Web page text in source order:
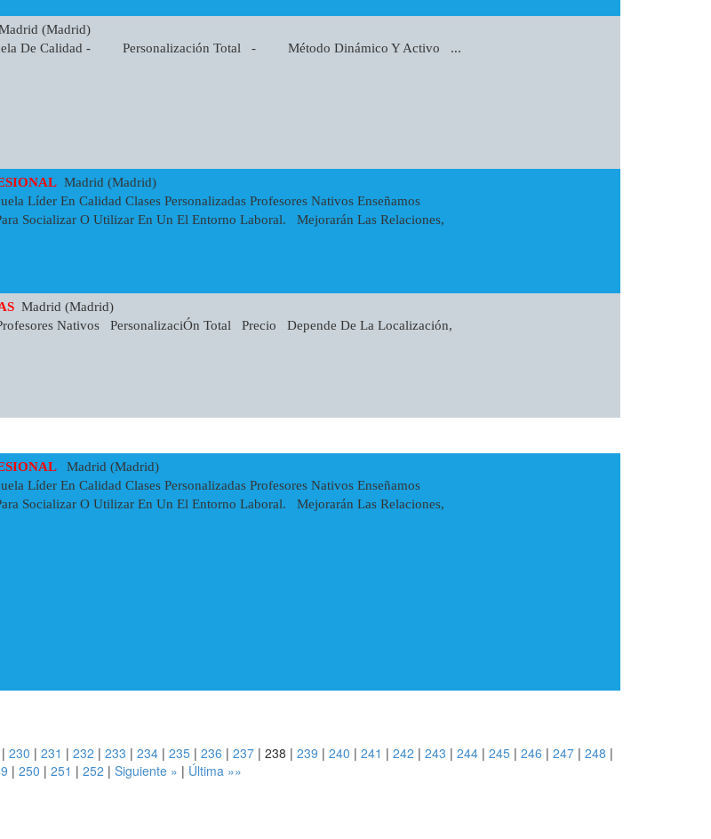
(Madrid)
De Calidad - Personalización Total - Método Dinámico Y Activo ...
Madrid (Madrid)
Líder En Calidad Clases Personalizadas Profesores Nativos Enseñamos
Socializar O Utilizar En Un El Entorno Laboral. Mejorarán Las Relaciones,
Madrid (Madrid)
Nativos PersonalizaciÓn Total Precio Depende De La Localización,
Madrid (Madrid)
Líder En Calidad Clases Personalizadas Profesores Nativos Enseñamos
Socializar O Utilizar En Un El Entorno Laboral. Mejorarán Las Relaciones,
| 230 | 231 | 232 | 233 | 234 | 235 | 236 | 237 | 238 | 239 | 240 | 241 | 242 | 243 | 244 | 245 | 246 | 247 | 248 |
| 250 | 251 | 252 | Siguiente » | Última »»